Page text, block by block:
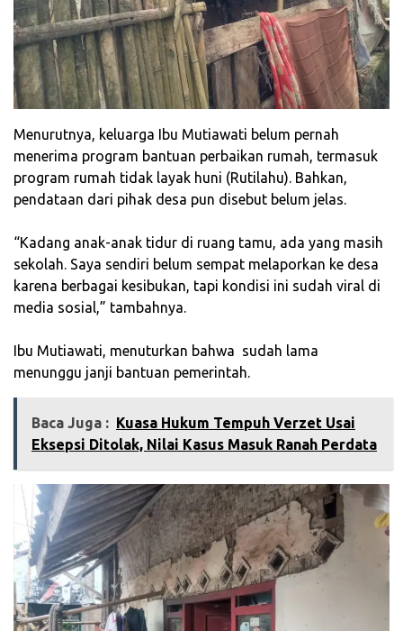
‎Menurutnya, keluarga Ibu Mutiawati belum pernah
menerima program bantuan perbaikan rumah, termasuk
program rumah tidak layak huni (Rutilahu). Bahkan,
pendataan dari pihak desa pun disebut belum jelas.
‎“Kadang anak-anak tidur di ruang tamu, ada yang masih
sekolah. Saya sendiri belum sempat melaporkan ke desa
karena berbagai kesibukan, tapi kondisi ini sudah viral di
media sosial,” tambahnya.
‎Ibu Mutiawati, menuturkan bahwa sudah lama
menunggu janji bantuan pemerintah.
Baca Juga : Kuasa Hukum Tempuh Verzet Usai
Eksepsi Ditolak, Nilai Kasus Masuk Ranah Perdata